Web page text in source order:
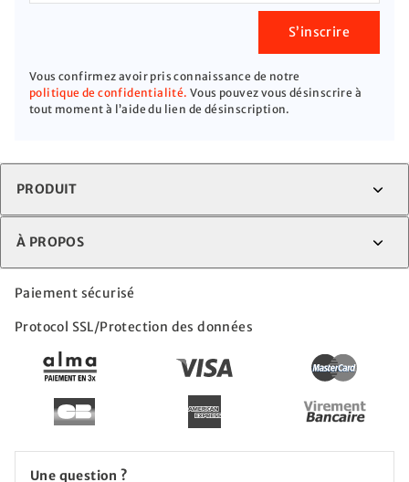
S’inscrire
Vous confirmez avoir pris connaissance de notre
politique de confidentialité. Vous pouvez vous désinscrire à
tout moment à l’aide du lien de désinscription.
PRODUIT
À PROPOS
Paiement sécurisé
Protocol SSL/Protection des données
Une question ?